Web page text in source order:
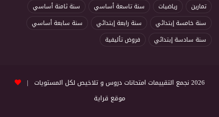
تمارين
رياضيات سنة تاسعة أساسي
سنة ثامنة أساسي
سنة خامسة إبتدائي
سنة رابعة إبتدائي
سنة سابعة أساسي
سنة سادسة إبتدائي
فروض تأليفية
2026 نجمع التقييمات امتحانات دروس و تلاخيص لكل المستويات |
موقع قراية